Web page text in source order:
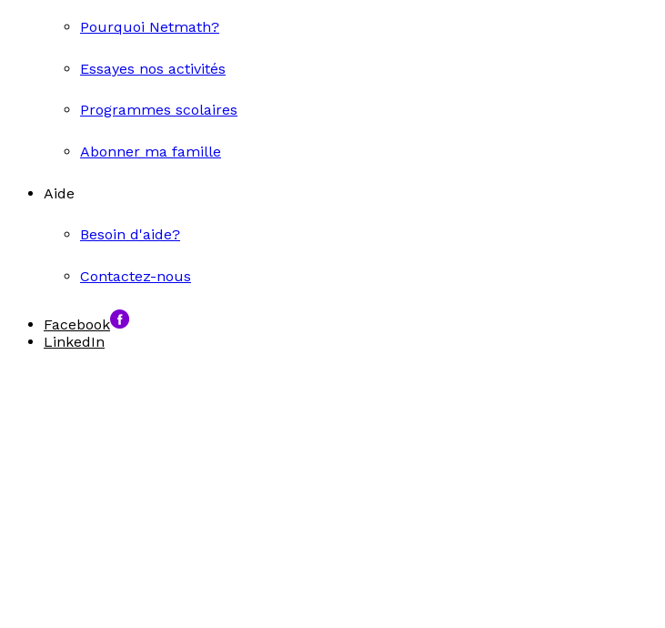
Pourquoi Netmath?
Essayes nos activités
Programmes scolaires
Abonner ma famille
Aide
Besoin d'aide?
Contactez-nous
Facebook
LinkedIn